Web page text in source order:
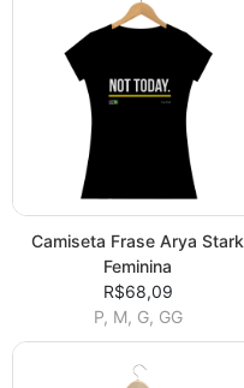
Camiseta Frase Arya Stark
Feminina
R$68,09
P, M, G, GG